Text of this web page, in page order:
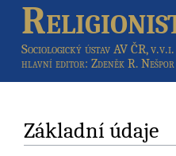
Sociologický ústav AV ČR, v.v.i.
hlavní editor: Zdeněk R. Nešpor
Základní údaje